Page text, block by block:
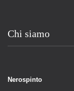
Chi siamo
Nerospinto